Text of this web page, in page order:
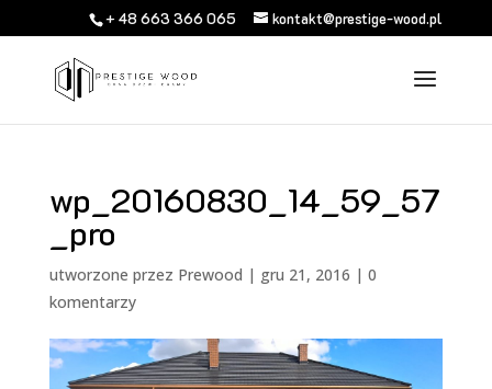
+ 48 663 366 065 kontakt@prestige-wood.pl
wp_20160830_14_59_57
_pro
utworzone przez Prewood | gru 21, 2016 | 0
komentarzy